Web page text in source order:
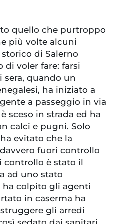
quello che purtroppo
più volte alcuni
di Salerno
di voler fare: farsi
sera, quando un
ha iniziato a
a passeggio in via
sceso in strada ed ha
calci e pugni. Solo
evitato che la
fuori controllo
controllo è stato il
ad uno stato
ha colpito gli agenti
in caserma ha
gli arredi